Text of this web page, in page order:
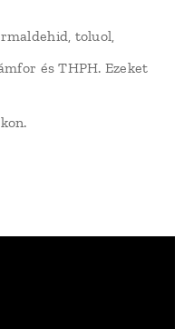
toluol,
és THPH. Ezeket